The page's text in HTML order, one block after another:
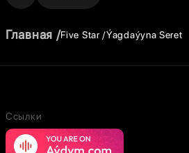
Главная Five Star Ýagdaýyna Seret
Ссылки